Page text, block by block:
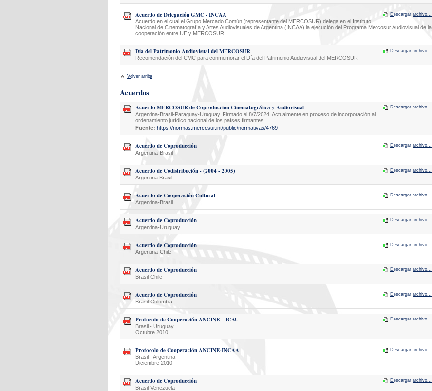
Descargar archivo...
Acuerdo de Delegación GMC - INCAA
Acuerdo en el cual el Grupo Mercado Común (representante del MERCOSUR) delega en el Instituto
Nacional de Cinematografía y Artes Audiovisuales de Argentina (INCAA) la ejecución del Programa Mercosur Audiovisual de la
cooperación entre UE y MERCOSUR.
Descargar archivo...
Día del Patrimonio Audiovisual del MERCOSUR
Recomendación del CMC para conmemorar el Día del Patrimonio Audiovisual del MERCOSUR
Volver arriba
Acuerdos
Descargar archivo...
Acuerdo MERCOSUR de Coproduccion Cinematográfica y Audiovisual
Argentina-Brasil-Paraguay-Uruguay. Firmado el 8/7/2024. Actualmente en proceso de incorporación al
ordenamiento jurídico nacional de los países firmantes.
Fuente: https://normas.mercosur.int/public/normativas/4769
Descargar archivo...
Acuerdo de Coproducción
Argentina-Brasil
Descargar archivo...
Acuerdo de Codistribución - (2004 - 2005)
Argentina Brasil
Descargar archivo...
Acuerdo de Cooperación Cultural
Argentina-Brasil
Descargar archivo...
Acuerdo de Coproducción
Argentina-Uruguay
Descargar archivo...
Acuerdo de Coproducción
Argentina-Chile
Descargar archivo...
Acuerdo de Coproducción
Brasil-Chile
Descargar archivo...
Acuerdo de Coproducción
Brasil-Colombia
Descargar archivo...
Protocolo de Cooperación ANCINE _ ICAU
Brasil - Uruguay
Octubre 2010
Descargar archivo...
Protocolo de Cooperación ANCINE-INCAA
Brasil - Argentina
Diciembre 2010
Descargar archivo...
Acuerdo de Coproducción
Brasil-Venezuela